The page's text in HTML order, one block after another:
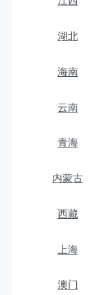
湖北
海南
云南
青海
内蒙古
西藏
上海
澳门